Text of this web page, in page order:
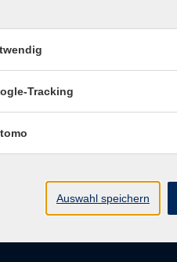
e. V.
Tracking
Auswahl speichern